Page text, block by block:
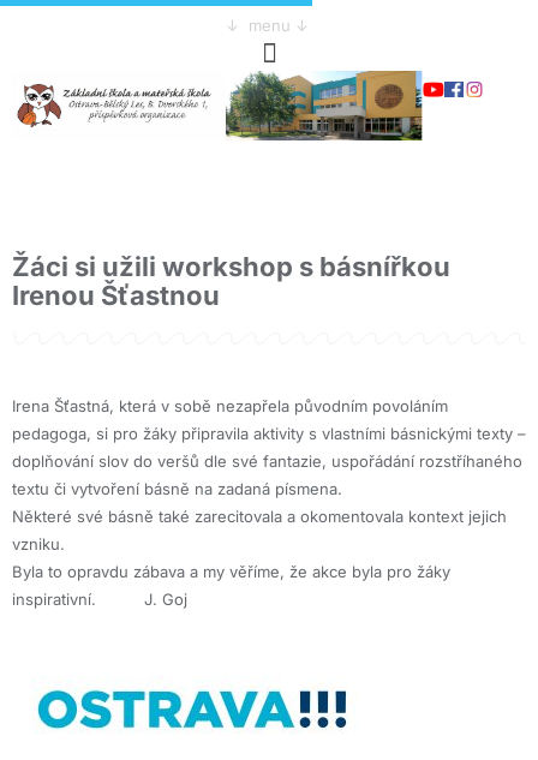
↓ menu ↓
Žáci si užili workshop s básnířkou
Irenou Šťastnou
Irena Šťastná, která v sobě nezapřela původním povoláním
pedagoga, si pro žáky připravila aktivity s vlastními básnickými texty –
doplňování slov do veršů dle své fantazie, uspořádání rozstříhaného
textu či vytvoření básně na zadaná písmena.
Některé své básně také zarecitovala a okomentovala kontext jejich
vzniku.
Byla to opravdu zábava a my věříme, že akce byla pro žáky
inspirativní. J. Goj